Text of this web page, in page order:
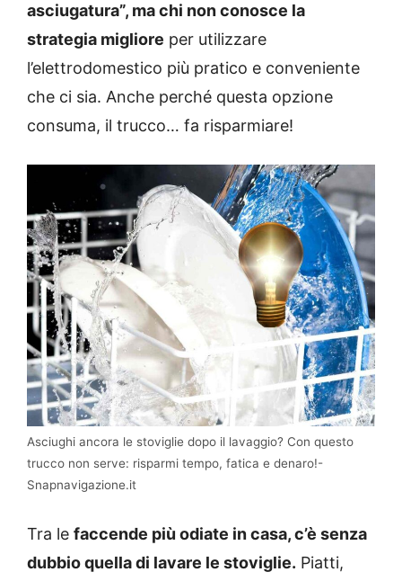
asciugatura”, ma chi non conosce la
strategia migliore per utilizzare
l’elettrodomestico più pratico e conveniente
che ci sia. Anche perché questa opzione
consuma, il trucco… fa risparmiare!
Asciughi ancora le stoviglie dopo il lavaggio? Con questo
trucco non serve: risparmi tempo, fatica e denaro!-
Snapnavigazione.it
Tra le faccende più odiate in casa, c’è senza
dubbio quella di lavare le stoviglie. Piatti,